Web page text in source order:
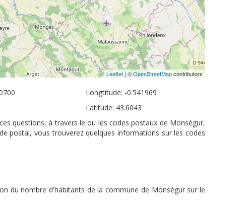
Leaflet| ©OpenStreetMapcontributors
Longtitude: -0.541969
Latitude: 43.6043
questions, à travers le ou les codes postaux de Monségur,
postal, vous trouverez quelques informations sur les codes
du nombre d'habitants de la commune de Monségur sur le